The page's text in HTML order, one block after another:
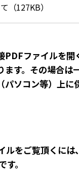
（127KB）
PDFファイルを開
ます。その場合は
パソコン等）上に
ルをご覧頂くに
。